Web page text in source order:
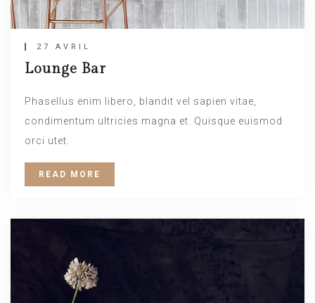
27 AVRIL
Lounge Bar
Phasellus enim libero, blandit vel sapien vitae,
condimentum ultricies magna et. Quisque euismod
orci utet.
READ MORE